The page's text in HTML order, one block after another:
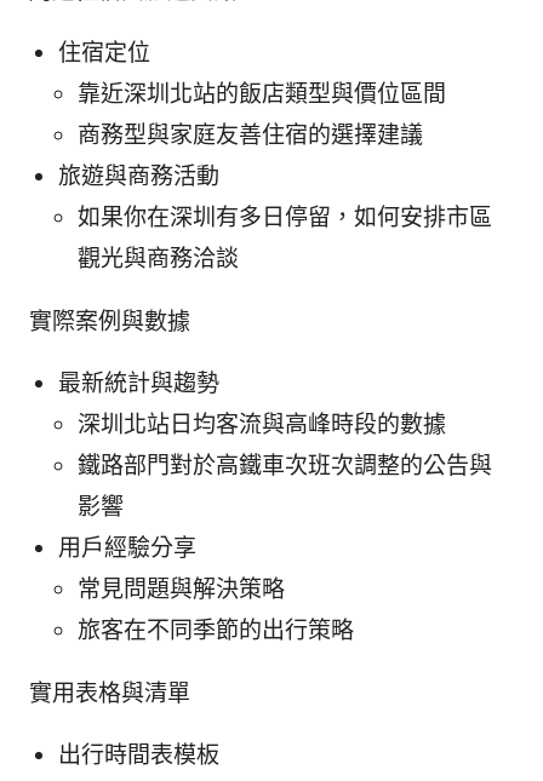
住宿定位
靠近深圳北站的飯店類型與價位區間
商務型與家庭友善住宿的選擇建議
旅遊與商務活動
如果你在深圳有多日停留，如何安排市區
觀光與商務洽談
實際案例與數據
最新統計與趨勢
深圳北站日均客流與高峰時段的數據
鐵路部門對於高鐵車次班次調整的公告與
影響
用戶經驗分享
常見問題與解決策略
旅客在不同季節的出行策略
實用表格與清單
出行時間表模板